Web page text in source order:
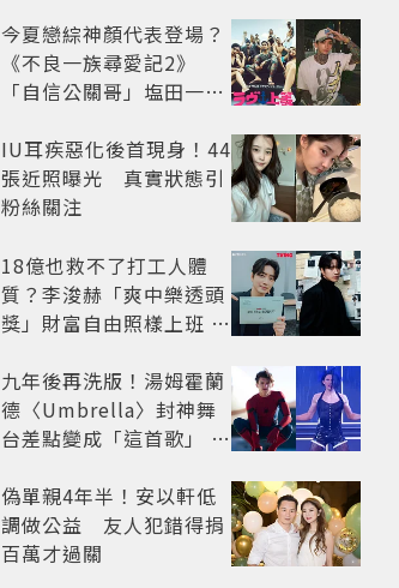
今夏戀綜神顏代表登場？
《不良一族尋愛記2》
「自信公關哥」塩田一馬
老闆
IU耳疾惡化後首現身！44
張近照曝光 真實狀態引
粉絲關注
18億也救不了打工人體
質？李浚赫「爽中樂透頭
獎」財富自由照樣上班 西
九年後再洗版！湯姆霍蘭
德〈Umbrella〉封神舞
台差點變成「這首歌」 造
開
偽單親4年半！安以軒低
調做公益 友人犯錯得捐
百萬才過關